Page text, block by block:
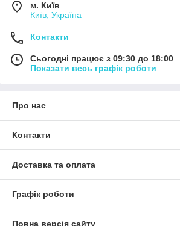
м. Київ
Київ, Україна
Контакти
Сьогодні працює з 09:30 до 18:00
Показати весь графік роботи
Про нас
Контакти
Доставка та оплата
Графік роботи
Повна версія сайту